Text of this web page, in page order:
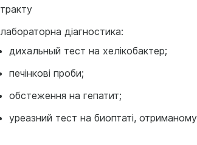
тракту
лабораторна діагностика:
дихальный тест на хелiкобактер;
печінкові проби;
обстеження на гепатит;
уреазний тест на биоптатi,